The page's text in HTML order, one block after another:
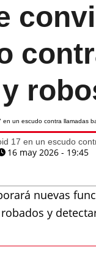
17 en un escudo
16 may 2026 - 19:45
nuevas
y